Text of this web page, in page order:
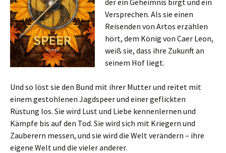
der ein Geheimnis birgt und ein
Versprechen. Als sie einen
Reisenden von Artos erzäh­len
hört, dem König von Caer Leon,
weiß sie, dass ihre Zukunft an
seinem Hof liegt.
Und so löst sie den Bund mit ihrer Mutter und reitet mit
einem gestoh­le­nen Jagdspeer und einer geflick­ten
Rüstung los. Sie wird Lust und Liebe ken­nen­ler­nen und
Kämpfe bis auf den Tod. Sie wird sich mit Kriegern und
Zauberern messen, und sie wird die Welt ver­än­dern – ihre
eigene Welt und die vieler ande­rer.